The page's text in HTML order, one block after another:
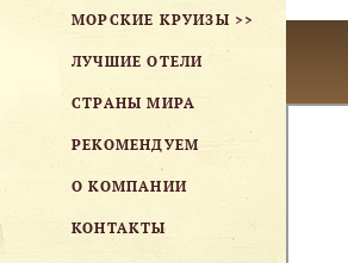
МОРСКИЕ КРУИЗЫ >>
ЛУЧШИЕ ОТЕЛИ
СТРАНЫ МИРА
РЕКОМЕНДУЕМ
О КОМПАНИИ
КОНТАКТЫ